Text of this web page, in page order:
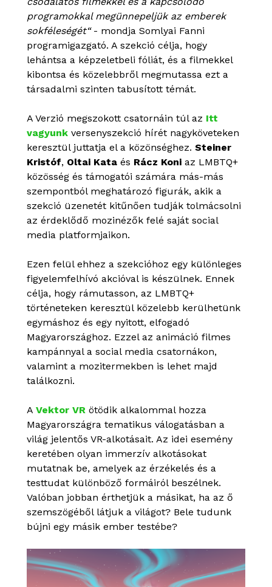
programokkal megünnepeljük az emberek
sokféleségét“ - mondja Somlyai Fanni
programigazgató. A szekció célja, hogy
lehántsa a képzeletbeli fóliát, és a filmekkel
kibontsa és közelebbről megmutassa ezt a
társadalmi szinten tabusított témát.
A Verzió megszokott csatornáin túl az Itt
vagyunk versenyszekció hírét nagyköveteken
keresztül juttatja el a közönséghez. Steiner
Kristóf, Oltai Kata és Rácz Koni az LMBTQ+
közösség és támogatói számára más-más
szempontból meghatározó figurák, akik a
szekció üzenetét kitűnően tudják tolmácsolni
az érdeklődő mozinézők felé saját social
media platformjaikon.
Ezen felül ehhez a szekcióhoz egy különleges
figyelemfelhívó akcióval is készülnek. Ennek
célja, hogy rámutasson, az LMBTQ+
történeteken keresztül közelebb kerülhetünk
egymáshoz és egy nyitott, elfogadó
Magyarországhoz. Ezzel az animáció filmes
kampánnyal a social media csatornákon,
valamint a mozitermekben is lehet majd
találkozni.
A Vektor VR ötödik alkalommal hozza
Magyarországra tematikus válogatásban a
világ jelentős VR-alkotásait. Az idei esemény
keretében olyan immerzív alkotásokat
mutatnak be, amelyek az érzékelés és a
testtudat különböző formáiról beszélnek.
Valóban jobban érthetjük a másikat, ha az ő
szemszögéből látjuk a világot? Bele tudunk
bújni egy másik ember testébe?